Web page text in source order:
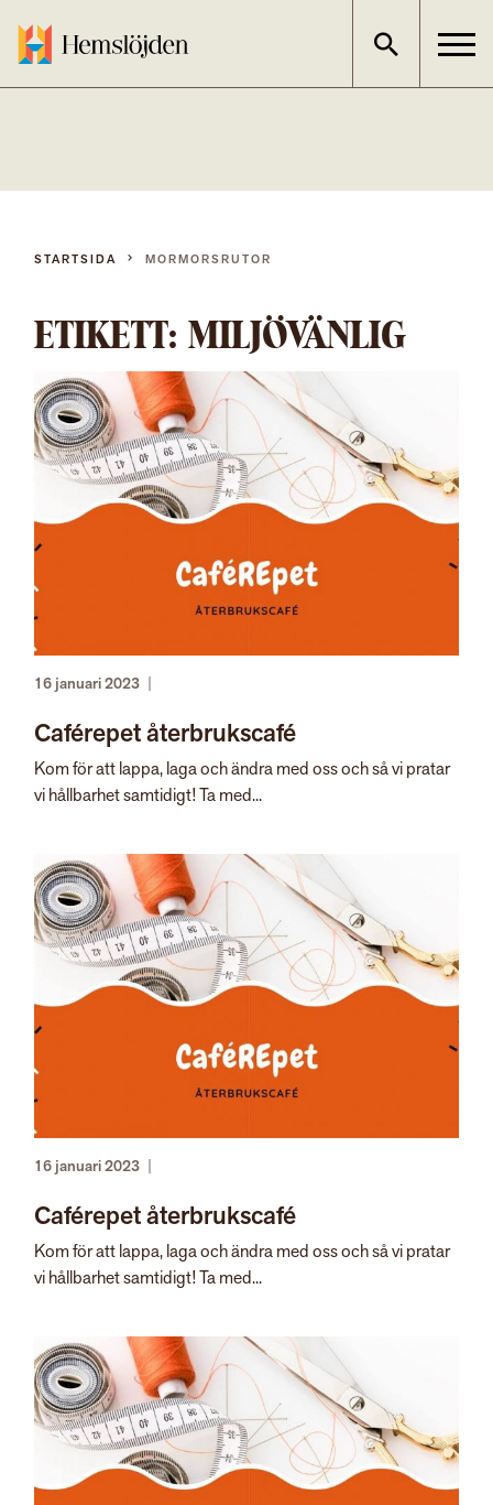
innehållet
STARTSIDA MORMORSRUTOR
ETIKETT: MILJÖVÄNLIG
16 januari 2023
Caférepet återbrukscafé
Kom för att lappa, laga och ändra med oss och så vi pratar
vi hållbarhet samtidigt! Ta med...
16 januari 2023
Caférepet återbrukscafé
Kom för att lappa, laga och ändra med oss och så vi pratar
vi hållbarhet samtidigt! Ta med...